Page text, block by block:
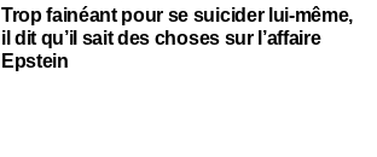
Trop fainéant pour se suicider lui-même,
il dit qu’il sait des choses sur l’affaire
Epstein